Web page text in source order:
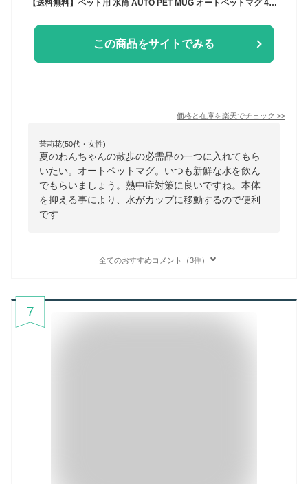
【送料無料】ペット用 水筒 AUTO PET MUG オートペットマグ 440ml 給水ボトル 皿 給水器ウォーターボトル 犬 散歩 お散歩グッズ お散歩 ドライブ 車 ペット用品 ペット 犬用品 猫 日用品 防災 災害 避難
この商品をサイトでみる
価格と在庫を楽天でチェック >>
茉莉花(50代・女性)
夏のわんちゃんの散歩の必需品の一つに入れてもら
いたい。オートペットマグ。いつも新鮮な水を飲ん
でもらいましょう。熱中症対策に良いですね。本体
を抑える事により、水がカップに移動するので便利
です
全てのおすすめコメント（3件）
7